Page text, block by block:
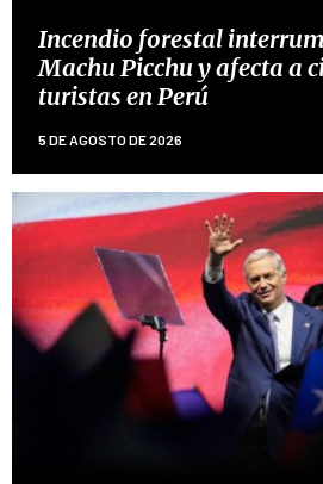
Incendio forestal
Machu Picchu y afecta a
turistas en Perú
5 DE AGOSTO DE 2026